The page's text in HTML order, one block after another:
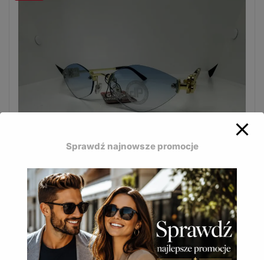
Modne okulary przeciwsłoneczne Jean Paul
stworzone z myślą o kobietach.
JP-639 D
16,50zł (20,30zł z VAT)
DODAJ DO KOSZYKA
Sprawdź najnowsze promocje